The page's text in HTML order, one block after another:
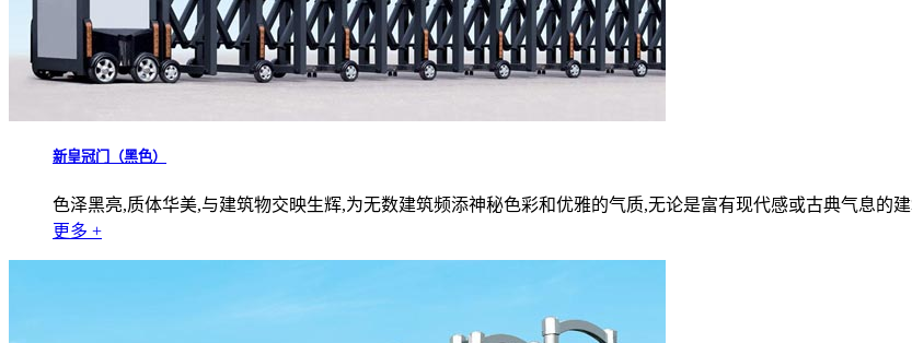
新皇冠门（黑色）
色泽黑亮,质体华美,与建筑物交映生辉,为无数建筑频添神秘色彩和优雅的气质,无论是富有现代感或古典气息的
更多 +